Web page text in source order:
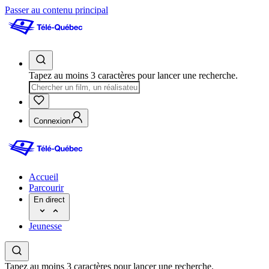
Passer au contenu principal
Tapez au moins 3 caractères pour lancer une recherche.
Connexion
Accueil
Parcourir
En direct
Jeunesse
Tapez au moins 3 caractères pour lancer une recherche.